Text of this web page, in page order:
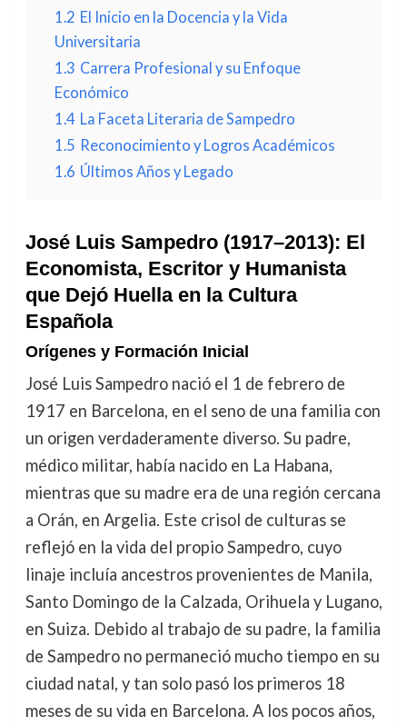
1.2 El Inicio en la Docencia y la Vida
Universitaria
1.3 Carrera Profesional y su Enfoque
Económico
1.4 La Faceta Literaria de Sampedro
1.5 Reconocimiento y Logros Académicos
1.6 Últimos Años y Legado
José Luis Sampedro (1917–2013): El
Economista, Escritor y Humanista
que Dejó Huella en la Cultura
Española
Orígenes y Formación Inicial
José Luis Sampedro nació el 1 de febrero de
1917 en Barcelona, en el seno de una familia con
un origen verdaderamente diverso. Su padre,
médico militar, había nacido en La Habana,
mientras que su madre era de una región cercana
a Orán, en Argelia. Este crisol de culturas se
reflejó en la vida del propio Sampedro, cuyo
linaje incluía ancestros provenientes de Manila,
Santo Domingo de la Calzada, Orihuela y Lugano,
en Suiza. Debido al trabajo de su padre, la familia
de Sampedro no permaneció mucho tiempo en su
ciudad natal, y tan solo pasó los primeros 18
meses de su vida en Barcelona. A los pocos años,